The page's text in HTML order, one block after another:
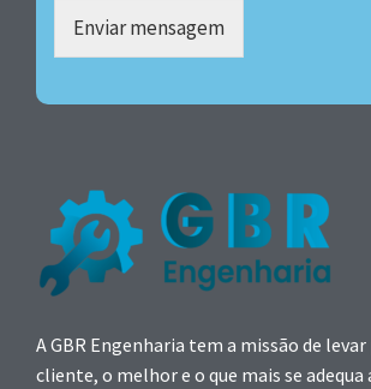
Enviar mensagem
A GBR Engenharia tem a missão de levar
cliente, o melhor e o que mais se adequa